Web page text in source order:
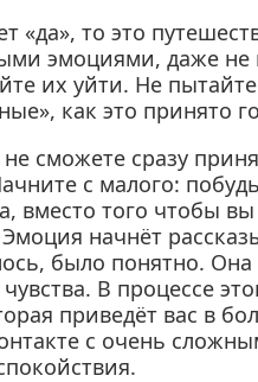
«да», то это
эмоциями, даже не
их уйти. Не
как это принято
сможете сразу
с малого:
вместо того чтобы
начнёт
было понятно.
В процессе
приведёт вас в
с очень